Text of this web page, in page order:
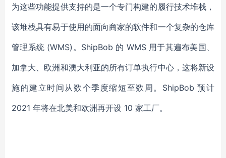
为这些功能提供支持的是一个专门构建的履行技术堆栈，
该堆栈具有易于使用的面向商家的软件和一个复杂的仓库
管理系统 (WMS)。ShipBob 的 WMS 用于其遍布美国、
加拿大、欧洲和澳大利亚的所有订单执行中心，这将新设
施的建立时间从数个季度缩短至数周。 ShipBob 预计
2021 年将在北美和欧洲再开设 10 家工厂。